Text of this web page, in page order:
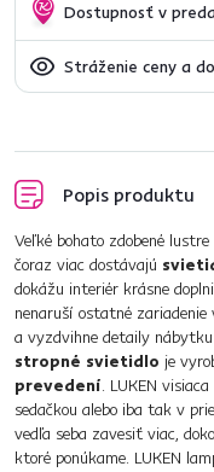
Dostupnosť v
Stráženie ceny a
Popis produktu
Veľké bohato zdobené
čoraz viac dostávajú
dokážu interiér krásne
nenaruší ostatné
a vyzdvihne detaily
stropné svietidlo je
prevedení. LUKEN
sedačkou alebo iba tak v
vedľa seba zavesiť viac,
ktoré ponúkame. LUKEN